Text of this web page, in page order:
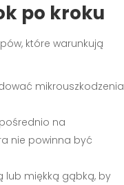
po kroku
które warunkują
mikrouszkodzenia
na
nie powinna być
lub miękką gąbką, by